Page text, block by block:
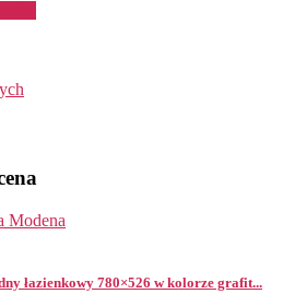
łazienkowy 780×526 w kolorze grafit...